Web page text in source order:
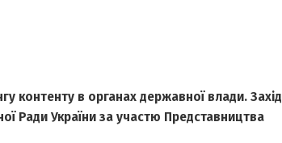
контенту в органах державної влади.Захід
Ради України за участю Представництва